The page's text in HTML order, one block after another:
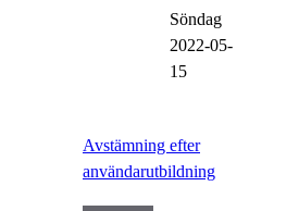
Söndag
2022-05-
15
Avstämning efter
användarutbildning